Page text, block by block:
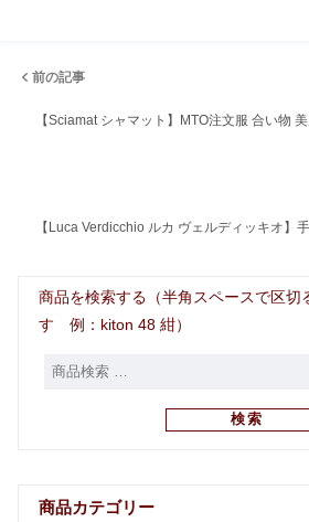
前の記事
【Sciamat シャマット】MTO注文服 合い物
【Luca Verdicchio ルカ ヴェルディッキオ】
商品を検索する（半角スペースで区切
す 例：kiton 48 紺）
検索
商品カテゴリー